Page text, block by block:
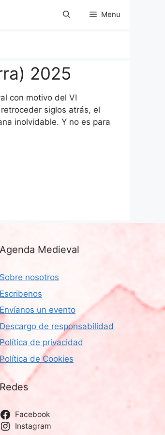
Menu
2025
con motivo del VI
siglos atrás, el
inolvidable. Y no es para
Agenda Medieval
Sobre nosotros
Escribenos
Envíanos un evento
Descargo de responsabilidad
Política de privacidad
Política de Cookies
Redes
Facebook
Instagram